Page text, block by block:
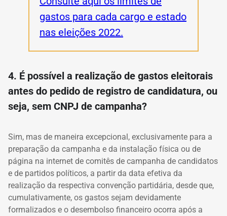
gastos para cada cargo e estado
nas eleições 2022.
4. É possível a realização de gastos eleitorais
antes do pedido de registro de candidatura, ou
seja, sem CNPJ de campanha?
Sim, mas de maneira excepcional, exclusivamente para a
preparação da campanha e da instalação física ou de
página na internet de comitês de campanha de candidatos
e de partidos políticos, a partir da data efetiva da
realização da respectiva convenção partidária, desde que,
cumulativamente, os gastos sejam devidamente
formalizados e o desembolso financeiro ocorra após a